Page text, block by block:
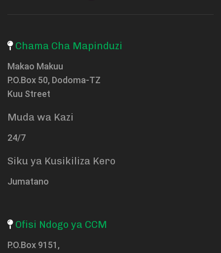
Chama Cha Mapinduzi
Makao Makuu
P.O.Box 50, Dodoma-TZ
Kuu Street
Muda wa Kazi
24/7
Siku ya Kusikiliza Kero
Jumatano
Ofisi Ndogo ya CCM
P.O.Box 9151,